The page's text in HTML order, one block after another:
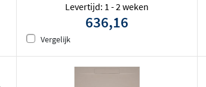
Levertijd: 1 - 2 weken
636,16
Vergelijk